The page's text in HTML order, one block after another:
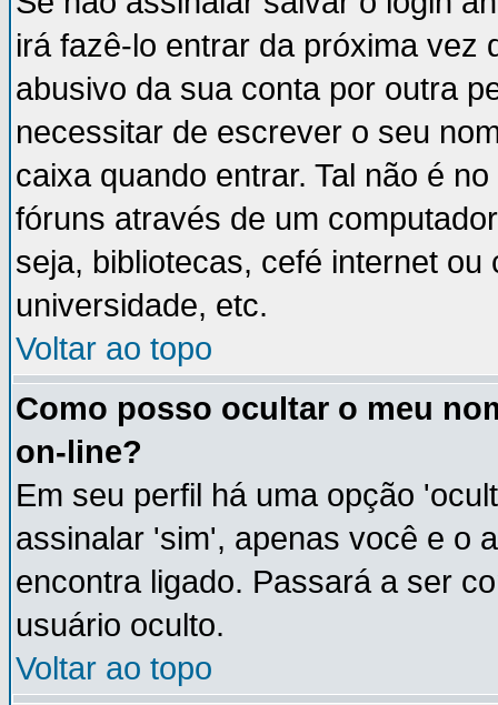
irá fazê-lo entrar da próxima vez
abusivo da sua conta por outra
necessitar de escrever o seu
caixa quando entrar. Tal não é
fóruns através de um
seja, bibliotecas, cefé internet
universidade, etc.
Voltar ao topo
Como posso ocultar o meu
on-line?
Em seu perfil há uma opção
assinalar 'sim', apenas você e o
encontra ligado. Passará a ser
usuário oculto.
Voltar ao topo